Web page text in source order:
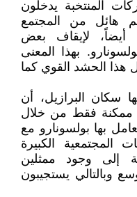
المنتخبة يدخلون
هائل من المجتمع
أيضاً، لإيقاف بعض
بهذا المعنى
هذا الحشد القوي كما
سكان البرازيل، أن
ممكنة فقط من خلال
بها بولسونارو مع
المجتمعية الكبيرة
إلى وجود ممثلين
وبالتالي يستجيبون